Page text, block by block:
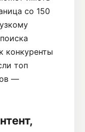
со 150
конкуренты
топ
—